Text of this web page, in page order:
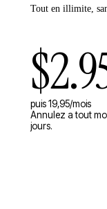
Tout en illimite,
puis 19,95/mois
Annulez a tout
jours.